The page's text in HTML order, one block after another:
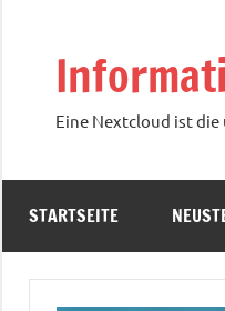
Eine Nextcloud ist
STARTSEITE